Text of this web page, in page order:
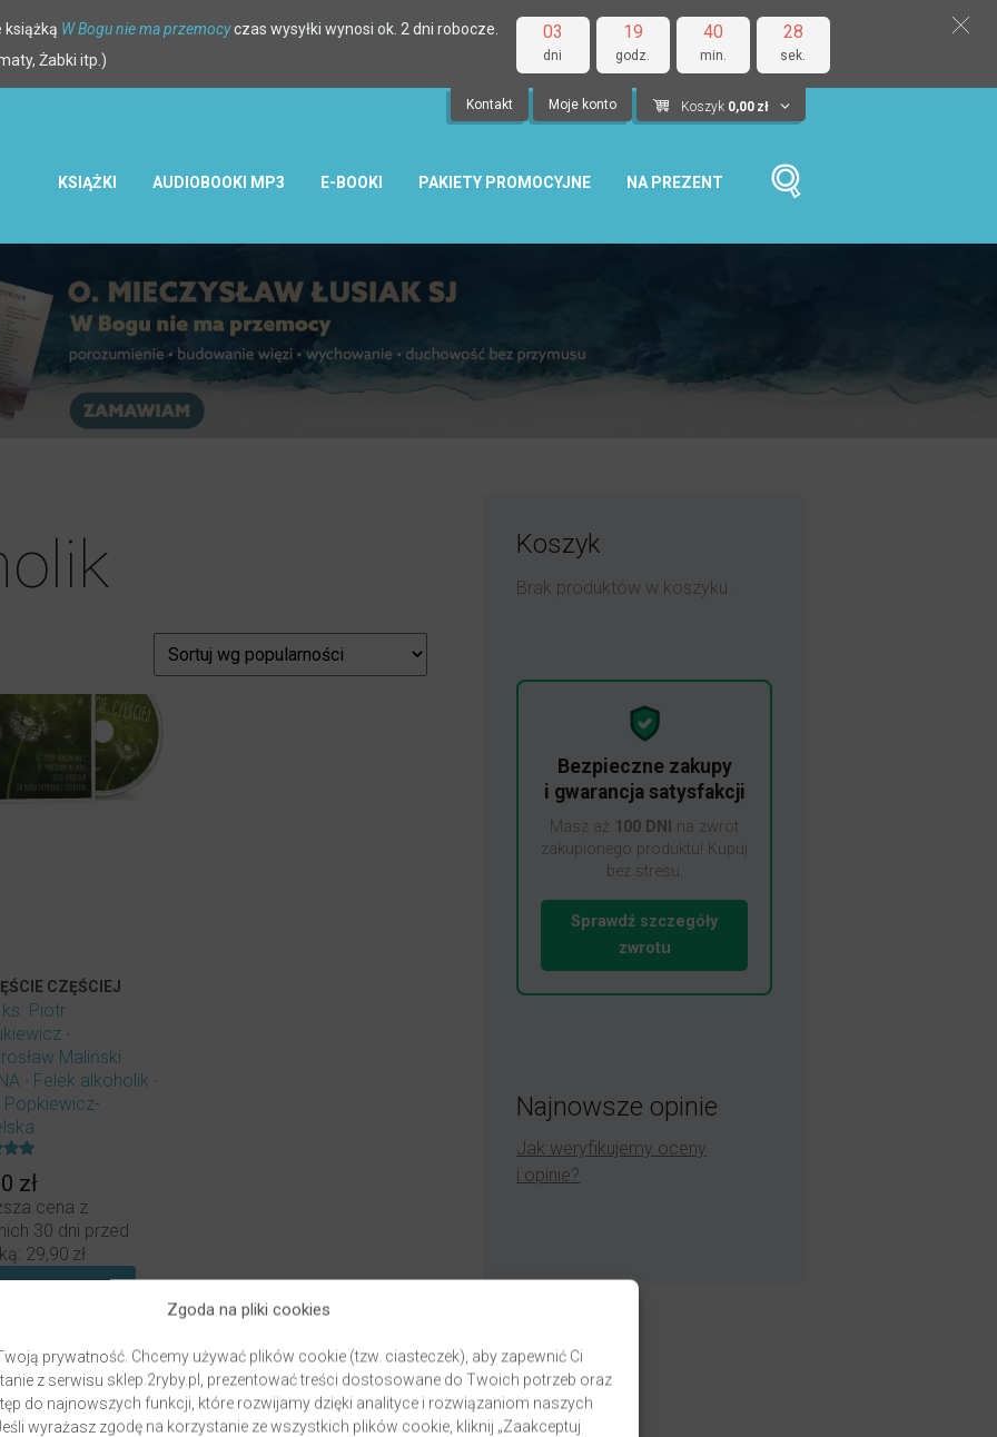
Zgoda na pliki cookies
prywatność. Chcemy używać plików cookie (tzw. ciasteczek), aby zapewnić Ci
z serwisu sklep.2ryby.pl, prezentować treści dostosowane do Twoich potrzeb oraz
do najnowszych funkcji, które rozwijamy dzięki analityce i rozwiązaniom naszych
wyrażasz zgodę na korzystanie ze wszystkich plików cookie, kliknij „Zaakceptuj
03
dni
19
godz.
40
min.
27
sek.
książką W Bogu nie ma przemocyczas wysyłki wynosi ok. 2 dni robocze.
Żabki itp.)
Kontakt Moje konto Koszyk 0,00 zł
KSIĄŻKI AUDIOBOOKI MP3 E-BOOKI PAKIETY PROMOCYJNE NA PREZENT
CZĘŚCIEJ
ks. Piotr
Maliński
Felek alkoholik
Popkiewicz-
zł
cena z
30 dni przed
29,90 zł
Koszyk
Brak produktów w koszyku.
Bezpieczne zakupy
i gwarancja satysfakcji
Masz aż 100 DNI
na zwrot
zakupionego produktu! Kupuj
bez stresu.
Sprawdź szczegóły
zwrotu
Najnowsze opinie
Jak weryfikujemy oceny
i opinie?